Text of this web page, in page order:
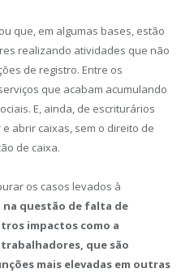
que, em algumas bases, estão
realizando atividades que não
de registro. Entre os
que acabam acumulando
E, ainda, de escriturários
abrir caixas, sem o direito de
de caixa.
os casos levados à
na questão de falta de
impactos como a
que são
mais elevadas em outras